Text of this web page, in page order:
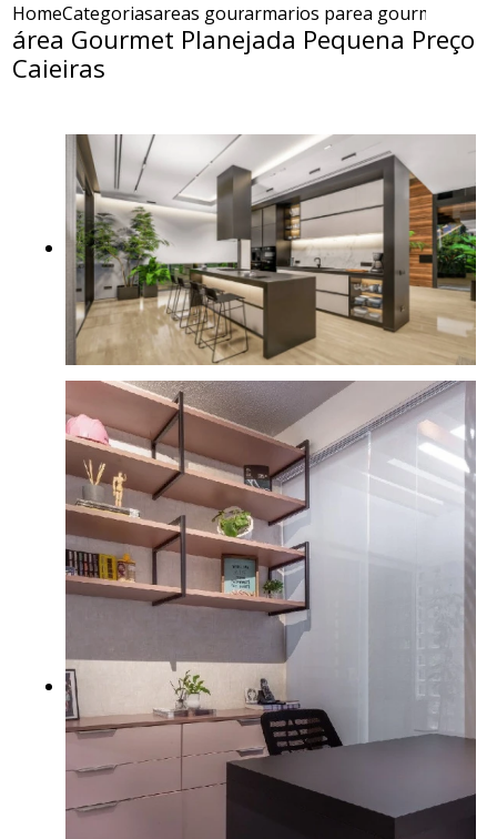
HomeCategoriasareas gourmet planejadas
armarios planejados para
area gourmet
área Gourmet Planejada Pequena Preço
Caieiras